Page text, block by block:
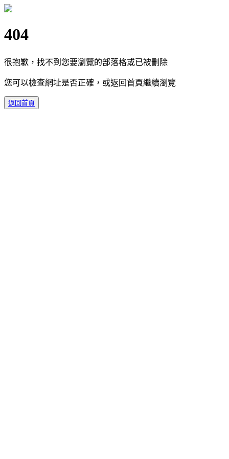
404
很抱歉，找不到您要瀏覽的部落格或已被刪除
您可以檢查網址是否正確，或返回首頁繼續瀏覽
返回首頁